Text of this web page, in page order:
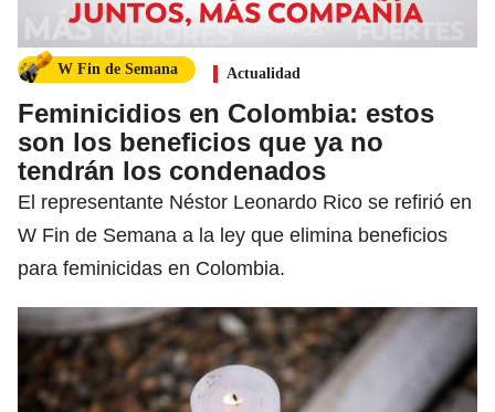
W Fin de Semana Actualidad
Feminicidios en Colombia: estos
son los beneficios que ya no
tendrán los condenados
El representante Néstor Leonardo Rico se refirió en
W Fin de Semana a la ley que elimina beneficios
para feminicidas en Colombia.